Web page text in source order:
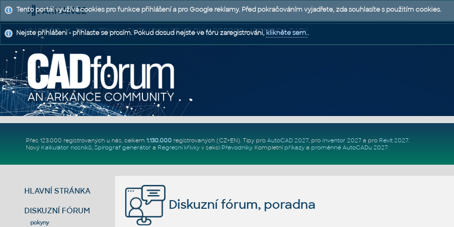
CAD FÓRUM - TIPY A TRIKY | UTILITY | DISKUZE | BLOKY | PODPORA | POMOC A RADY
Přes 123.000 registrovaných u nás, celkem 1.130.000registrovaných (CZ+EN). Tipy pro AutoCAD 2027, pro Inventor 2027a pro Revit 2027.
Nový Kalkulátor nosníků, Spirograf generátor a Regresní křivkyv sekci Převodníky. Kompletní příkazya proměnné AutoCADu 2027.
HLAVNÍ STRÁNKA
DISKUZNÍ FÓRUM
pokyny
Diskuzní fórum, poradna
Tento portál využívá cookies pro funkce přihlášení a pro Google reklamy. Před pokračováním vyjadřete, zda souhlasíte s použitím cookies.
Nejste přihlášeni - přihlaste se prosím. Pokud dosud nejste ve fóru zaregistrováni,klikněte sem..